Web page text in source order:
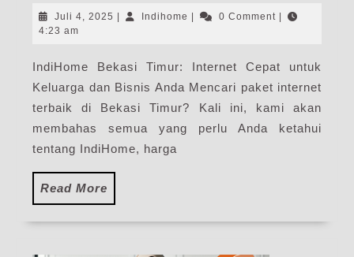
Timur
Internet
IndiHome
Terdekat
Juli 4, 2025 Juli
Indihome Indihome0 Comment
4:23 am
IndiHome Bekasi Timur: Internet Cepat untuk
Keluarga dan Bisnis Anda Mencari paket internet
terbaik di Bekasi Timur? Kali ini, kami akan
membahas semua yang perlu Anda ketahui
tentang IndiHome, harga
Read More
More